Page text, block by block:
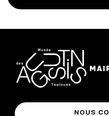
musée
de
NOUS